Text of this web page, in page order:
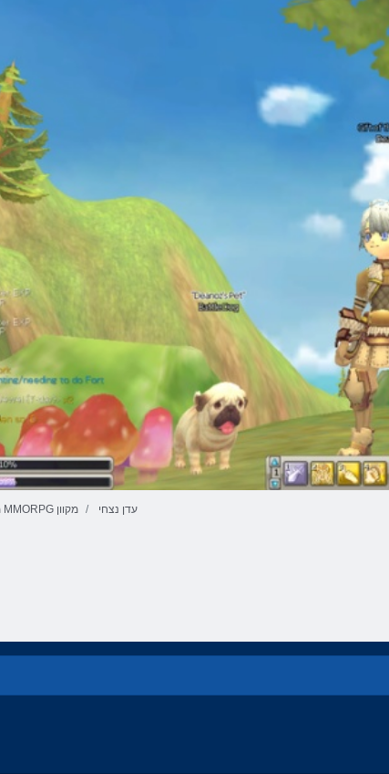
משחקי MMORPG מקוון עדן נצחי